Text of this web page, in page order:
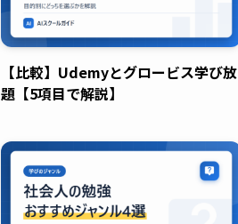
【比較】Udemyとグロービス学び放
題【5項目で解説】